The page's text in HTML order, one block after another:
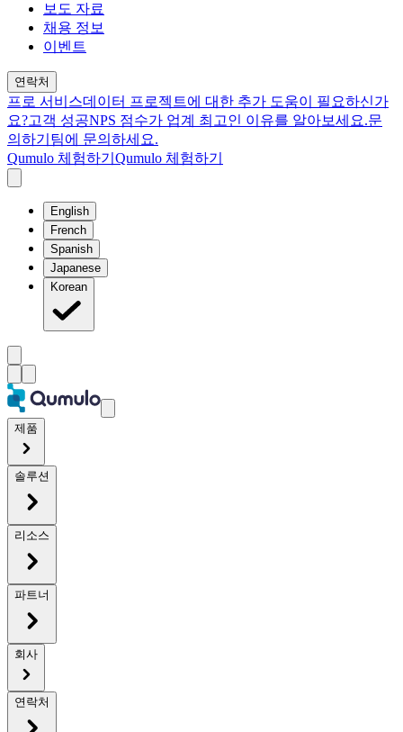
보도 자료
채용 정보
이벤트
연락처
프로 서비스데이터 프로젝트에 대한 추가 도움이 필요하신가
요?고객 성공NPS 점수가 업계 최고인 이유를 알아보세요.문
의하기 팀에 문의하세요.
Qumulo 체험하기 Qumulo 체험하기
English
French
Spanish
Japanese
Korean
제품
솔루션
리소스
파트너
회사
연락처